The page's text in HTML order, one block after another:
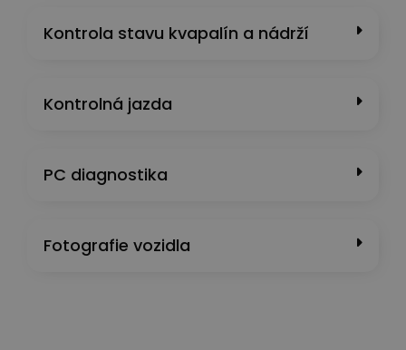
Kontrola stavu kvapalín a nádrží
Kontrolná jazda
PC diagnostika
Fotografie vozidla